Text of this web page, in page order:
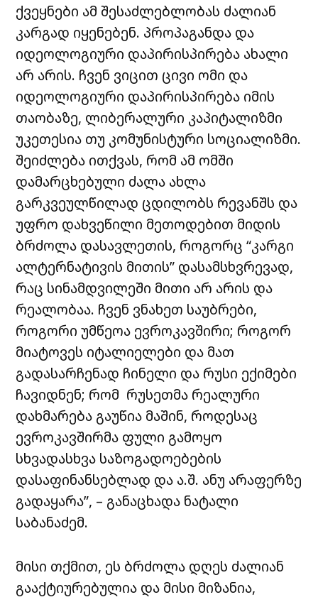
ქვეყნები ამ შესაძლებლობას ძალიან
კარგად იყენებენ. პროპაგანდა და
იდეოლოგიური დაპირისპირება ახალი
არ არის. ჩვენ ვიცით ცივი ომი და
იდეოლოგიური დაპირისპირება იმის
თაობაზე, ლიბერალური კაპიტალიზმი
უკეთესია თუ კომუნისტური სოციალიზმი.
შეიძლება ითქვას, რომ ამ ომში
დამარცხებული ძალა ახლა
გარკვეულწილად ცდილობს რევანშს და
უფრო დახვეწილი მეთოდებით მიდის
ბრძოლა დასავლეთის, როგორც “კარგი
ალტერნატივის მითის” დასამსხვრევად,
რაც სინამდვილეში მითი არ არის და
რეალობაა. ჩვენ ვნახეთ საუბრები,
როგორი უმწეოა ევროკავშირი; როგორ
მიატოვეს იტალიელები და მათ
გადასარჩენად ჩინელი და რუსი ექიმები
ჩავიდნენ; რომ რუსეთმა რეალური
დახმარება გაუწია მაშინ, როდესაც
ევროკავშირმა ფული გამოყო
სხვადასხვა საზოგადოებების
დასაფინანსებლად და ა.შ. ანუ არაფერზე
გადაყარა”, – განაცხადა ნატალი
საბანაძემ.
მისი თქმით, ეს ბრძოლა დღეს ძალიან
გააქტიურებულია და მისი მიზანია,